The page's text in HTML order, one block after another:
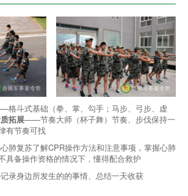
斗式基础（拳、掌、勾手；马步、弓步、虚
拓展——节奏大师（杯子舞）节奏、步伐保持一
有节奏可找
复苏了解CPR操作方法和注意事项，掌握心肺
具备操作资格的情况下，懂得配合救护
录身边所发生的的事情、总结一天收获